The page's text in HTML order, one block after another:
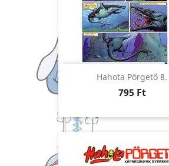
Hahota Pörgető 8.
Ár
795 Ft